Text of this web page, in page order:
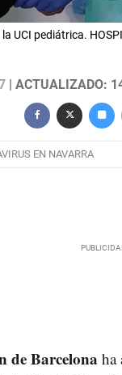
UCI pediátrica.
| ACTUALIZADO:
EN NAVARRA
de Barcelona ha